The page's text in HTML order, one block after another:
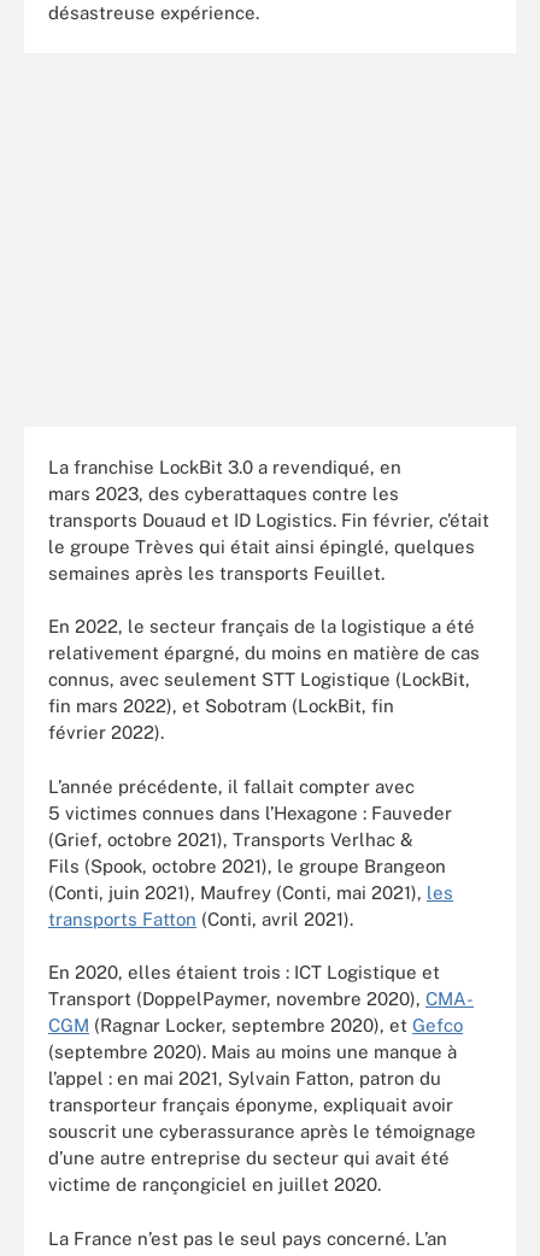
désastreuse expérience.
La franchise LockBit 3.0 a revendiqué, en
mars 2023, des cyberattaques contre les
transports Douaud et ID Logistics. Fin février, c’était
le groupe Trèves qui était ainsi épinglé, quelques
semaines après les transports Feuillet.
En 2022, le secteur français de la logistique a été
relativement épargné, du moins en matière de cas
connus, avec seulement STT Logistique (LockBit,
fin mars 2022), et Sobotram (LockBit, fin
février 2022).
L’année précédente, il fallait compter avec
5 victimes connues dans l’Hexagone : Fauveder
(Grief, octobre 2021), Transports Verlhac &
Fils (Spook, octobre 2021), le groupe Brangeon
(Conti, juin 2021), Maufrey (Conti, mai 2021), les
transports Fatton (Conti, avril 2021).
En 2020, elles étaient trois : ICT Logistique et
Transport (DoppelPaymer, novembre 2020), CMA-
CGM (Ragnar Locker, septembre 2020), et Gefco
(septembre 2020). Mais au moins une manque à
l’appel : en mai 2021, Sylvain Fatton, patron du
transporteur français éponyme, expliquait avoir
souscrit une cyberassurance après le témoignage
d’une autre entreprise du secteur qui avait été
victime de rançongiciel en juillet 2020.
La France n’est pas le seul pays concerné. L’an